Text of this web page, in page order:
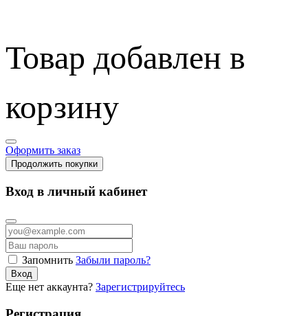
Товар добавлен в
корзину
Оформить заказ
Продолжить покупки
Вход в личный кабинет
Запомнить Забыли пароль?
Вход
Еще нет аккаунта? Зарегистрируйтесь